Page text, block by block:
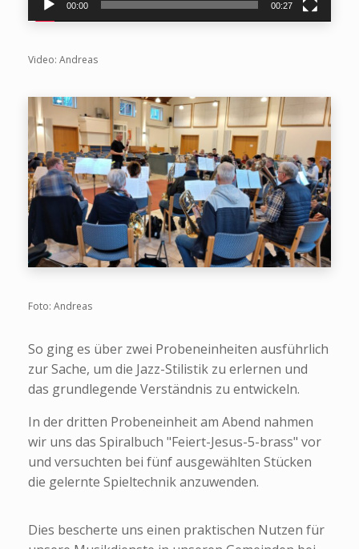
00:00 00:27
Video: Andreas
Foto: Andreas
So ging es über zwei Probeneinheiten ausführlich
zur Sache, um die Jazz-Stilistik zu erlernen und
das grundlegende Verständnis zu entwickeln.
In der dritten Probeneinheit am Abend nahmen
wir uns das Spiralbuch "Feiert-Jesus-5-brass" vor
und versuchten bei fünf ausgewählten Stücken
die gelernte Spieltechnik anzuwenden.
Dies bescherte uns einen praktischen Nutzen für